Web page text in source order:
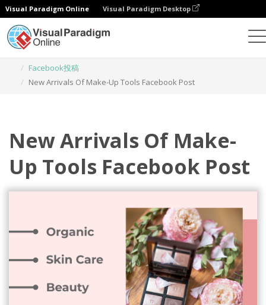
Visual Paradigm Online Visual Paradigm Desktop
Facebook投稿
New Arrivals Of Make-Up Tools Facebook Post
New Arrivals Of Make-
Up Tools Facebook Post